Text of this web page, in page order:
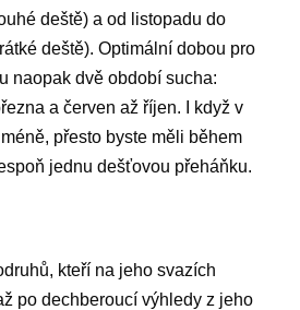
deště) a od listopadu do
deště). Optimální dobou pro
naopak dvě období sucha:
a červen až říjen. I když v
přesto byste měli během
jednu dešťovou přeháňku.
kteří na jeho svazích
po dechberoucí výhledy z jeho